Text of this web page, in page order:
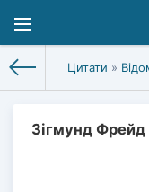
Цитати »
Зігмунд Фрейд